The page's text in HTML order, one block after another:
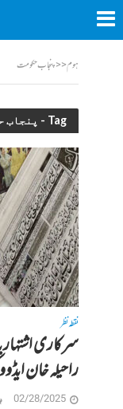
ہوم<<پنجاب حکومت
Tag - پنجاب حکومت
نقطہ نظر
سرکاری
راحیلہ خان
02/28/2025